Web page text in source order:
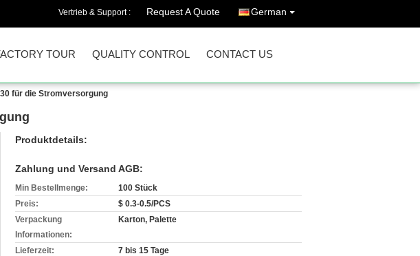
Vertrieb & Support : Request A Quote German
TOUR QUALITY CONTROL CONTACT US
für die Stromversorgung
Produktdetails:
Zahlung und Versand AGB:
Min Bestellmenge:
100 Stück
Preis:
$ 0.3-0.5/PCS
Verpackung
Informationen:
Karton, Palette
Lieferzeit:
7 bis 15 Tage